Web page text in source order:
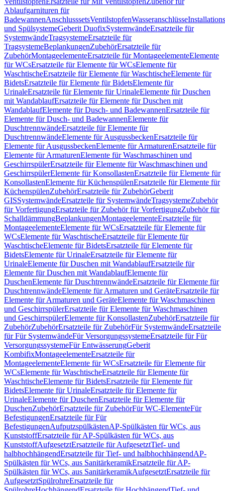
Ablaufgarnituren für
BadewannenAnschlusssetsVentilstopfenWasseranschlüsse
und SpülsystemeGeberit DuofixSystemwändeErsatzteile für
SystemwändeTragsystemeErsatzteile für
TragsystemeBeplankungenZubehörErsatzteile für
ZubehörMontageelementeErsatzteile für MontageelementeElemente
für WCsErsatzteile für Elemente für WCsElemente für
WaschtischeErsatzteile für Elemente für WaschtischeElemente für
BidetsErsatzteile für Elemente für BidetsElemente für
UrinaleErsatzteile für Elemente für UrinaleElemente für Duschen
mit WandablaufErsatzteile für Elemente für Duschen mit
WandablaufElemente für Dusch- und BadewannenErsatzteile für
Elemente für Dusch- und BadewannenElemente für
DuschtrennwändeErsatzteile für Elemente für
DuschtrennwändeElemente für AusgussbeckenErsatzteile für
Elemente für AusgussbeckenElemente für ArmaturenErsatzteile für
Elemente für ArmaturenElemente für Waschmaschinen und
GeschirrspülerErsatzteile für Elemente für Waschmaschinen und
GeschirrspülerElemente für KonsollastenErsatzteile für Elemente für
KonsollastenElemente für KüchenspülenErsatzteile für Elemente für
KüchenspülenZubehörErsatzteile für ZubehörGeberit
GISSystemwändeErsatzteile für SystemwändeTragsystemeZubehör
für VorfertigungErsatzteile für Zubehör für VorfertigungZubehör für
SchalldämmungBeplankungenMontageelementeErsatzteile für
MontageelementeElemente für WCsErsatzteile für Elemente für
WCsElemente für WaschtischeErsatzteile für Elemente für
WaschtischeElemente für BidetsErsatzteile für Elemente für
BidetsElemente für UrinaleErsatzteile für Elemente für
UrinaleElemente für Duschen mit WandablaufErsatzteile für
Elemente für Duschen mit WandablaufElemente für
DuschenElemente für DuschtrennwändeErsatzteile für Elemente für
DuschtrennwändeElemente für Armaturen und GeräteErsatzteile für
Elemente für Armaturen und GeräteElemente für Waschmaschinen
und GeschirrspülerErsatzteile für Elemente für Waschmaschinen
und GeschirrspülerElemente für KonsollastenZubehörErsatzteile für
ZubehörZubehörErsatzteile für ZubehörFür SystemwändeErsatzteile
für Für SystemwändeFür VersorgungssystemeErsatzteile für Für
VersorgungssystemeFür EntwässerungGeberit
KombifixMontageelementeErsatzteile für
MontageelementeElemente für WCsErsatzteile für Elemente für
WCsElemente für WaschtischeErsatzteile für Elemente für
WaschtischeElemente für BidetsErsatzteile für Elemente für
BidetsElemente für UrinaleErsatzteile für Elemente für
UrinaleElemente für DuschenErsatzteile für Elemente für
DuschenZubehörErsatzteile für ZubehörFür WC-ElementeFür
BefestigungenErsatzteile für Für
BefestigungenAufputzspülkästenAP-Spülkästen für WCs, aus
KunststoffErsatzteile für AP-Spülkästen für WCs, aus
KunststoffAufgesetztErsatzteile für AufgesetztTief- und
halbhochhängendErsatzteile für Tief- und halbhochhängendAP-
Spülkästen für WCs, aus SanitärkeramikErsatzteile für AP-
Spülkästen für WCs, aus SanitärkeramikAufgesetztErsatzteile für
AufgesetztSpülrohreErsatzteile für